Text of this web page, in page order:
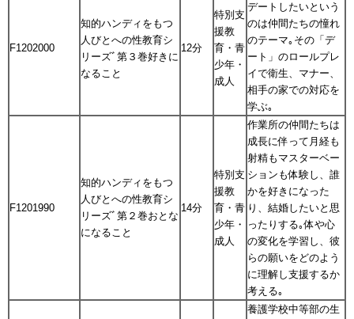
F1202000
知的ハンディをもつ
人びとへの性教育シ
リーズﾞ第３巻好きに
なること
12分
特別支
援教
育・青
少年・
成人
デートしたいという
のは仲間たちの憧れ
のテーマ｡その「デ
ート」のロールプレ
イで衛生、マナー、
相手の家での対応を
学ぶ｡
F1201990
知的ハンディをもつ
人びとへの性教育シ
リーズﾞ第２巻おとな
になること
14分
特別支
援教
育・青
少年・
成人
作業所の仲間たちは
成長に伴って月経も
射精もマスターベー
ションも体験し、誰
かを好きになった
り、結婚したいと思
ったりする｡体や心
の変化を学習し、彼
らの願いをどのよう
に理解し支援するか
考える｡
養護学校中等部の生